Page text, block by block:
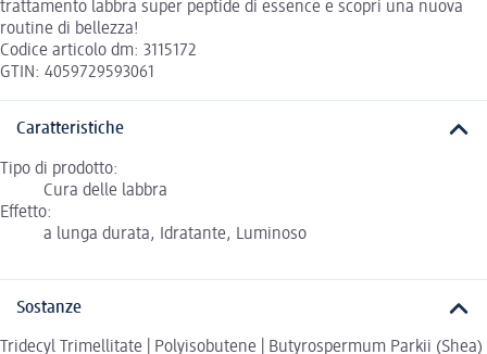
trattamento labbra super peptide di essence e scopri una nuova
routine di bellezza!
Codice articolo dm: 3115172
GTIN: 4059729593061
Caratteristiche
Tipo di prodotto:
Cura delle labbra
Effetto:
a lunga durata, Idratante, Luminoso
Sostanze
Tridecyl Trimellitate | Polyisobutene | Butyrospermum Parkii (Shea)